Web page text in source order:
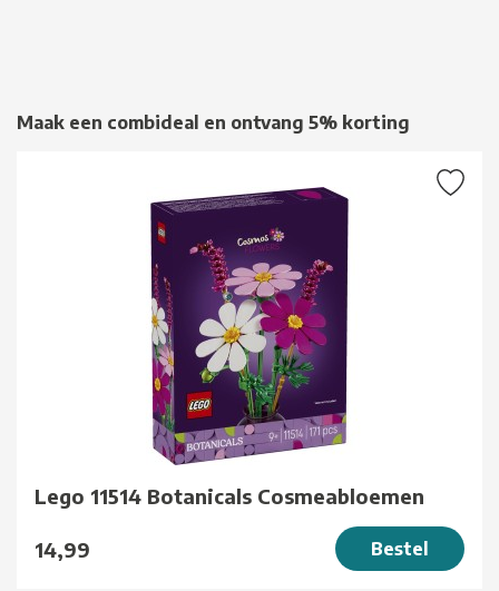
Maak een combideal en ontvang 5% korting
Lego 11514 Botanicals Cosmeabloemen
14,99 Bestel